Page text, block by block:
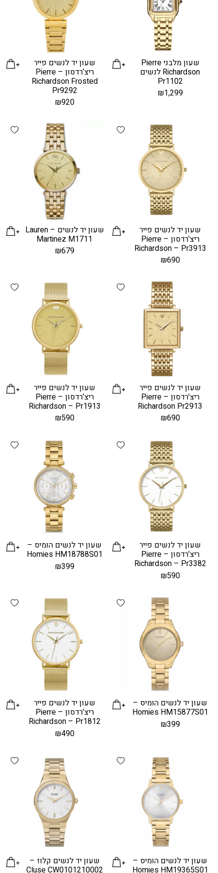
שעון מלבני Pierre
Richardson לנשים
Pr1102
₪1,299
שעון יד לנשים פייר
ריצ’רדסון – Pierre
Richardson Frosted
Pr9292
₪920
Add wishlist
שעון יד לנשים פייר
ריצ’רדסון – Pierre
Richardson – Pr3913
₪690
שעון יד לנשים – Lauren
Martinez M1711
₪679
Add wishlist
שעון יד לנשים פייר
ריצ’רדסון – Pierre
Richardson Pr2913
₪690
שעון יד לנשים פייר
ריצ’רדסון – Pierre
Richardson – Pr1913
₪590
Add wishlist
שעון יד לנשים פייר
ריצ’רדסון – Pierre
Richardson – Pr3382
₪590
שעון יד לנשים הומיס –
Homies HM18788S01
₪399
Add wishlist
שעון יד לנשים הומיס –
Homies HM15877S01
₪399
שעון יד לנשים פייר
ריצ’רדסון – Pierre
Richardson – Pr1812
₪490
Add wishlist
שעון יד לנשים הומיס –
Homies HM19365S01
שעון יד לנשים קלוז –
Cluse CW0101210002